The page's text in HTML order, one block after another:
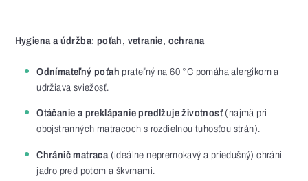
Hygiena a údržba: poťah, vetranie, ochrana
Odnímateľný poťah prateľný na 60 °C pomáha alergikom a
udržiava sviežosť.
Otáčanie a preklápanie predlžuje životnosť(najmä pri
obojstranných matracoch s rozdielnou tuhosťou strán).
Chránič matraca(ideálne nepremokavý a priedušný) chráni
jadro pred potom a škvrnami.